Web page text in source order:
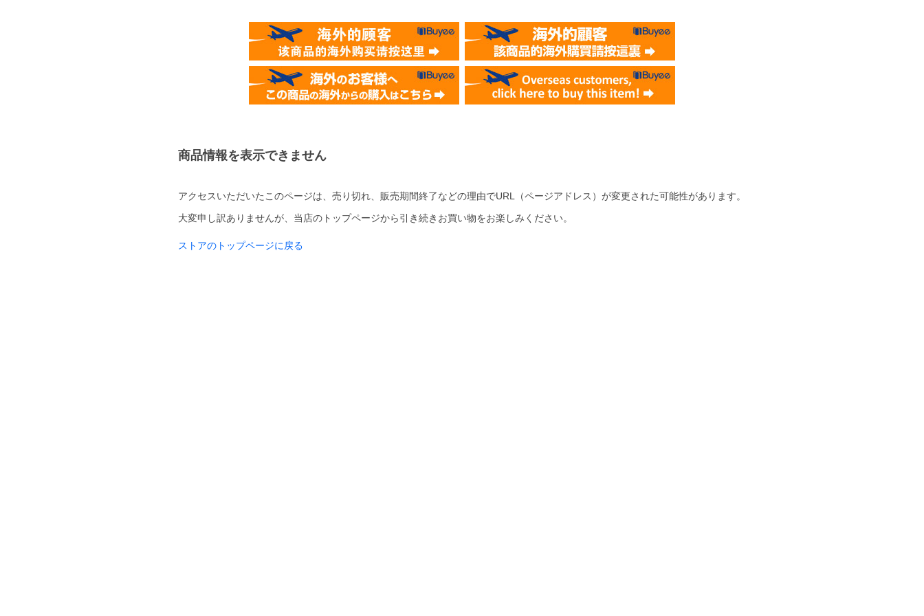
商品情報を表示できません
アクセスいただいたこのページは、売り切れ、販売期間終了などの理由でURL（ページアドレス）が変更された可能性があります。
大変申し訳ありませんが、当店のトップページから引き続きお買い物をお楽しみください。
ストアのトップページに戻る